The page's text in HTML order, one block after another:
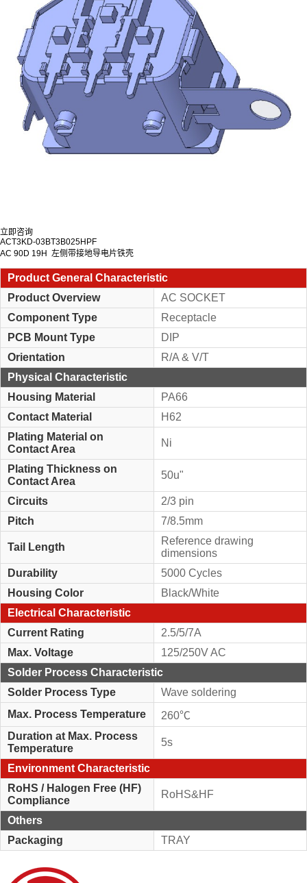
立即咨询
ACT3KD-03BT3B025HPF
AC 90D 19H 左侧带接地导电片铁壳
Product General Characteristic
Product Overview
AC SOCKET
Component Type
Receptacle
PCB Mount Type
DIP
Orientation
R/A & V/T
Physical Characteristic
Housing Material
PA66
Contact Material
H62
Plating Material on
Contact Area
Ni
Plating Thickness on
Contact Area
50u"
Circuits
2/3 pin
Pitch
7/8.5mm
Tail Length
Reference drawing
dimensions
Durability
5000 Cycles
Housing Color
Black/White
Electrical Characteristic
Current Rating
2.5/5/7A
Max. Voltage
125/250V AC
Solder Process Characteristic
Solder Process Type
Wave soldering
Max. Process Temperature
260℃
Duration at Max. Process
Temperature
5s
Environment Characteristic
RoHS / Halogen Free (HF)
Compliance
RoHS&HF
Others
Packaging
TRAY